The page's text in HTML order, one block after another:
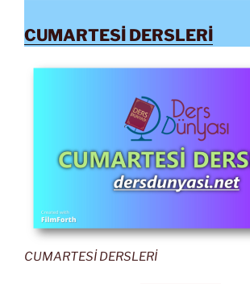
CUMARTESİ DERSLERİ
CUMARTESİ DERSLERİ